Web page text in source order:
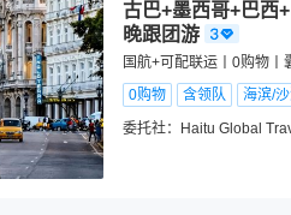
古巴+墨西哥+巴西
晚跟团游
国航+可配联运丨0购物丨
0购物
含领队
海滨/
委托社：
Haitu Global